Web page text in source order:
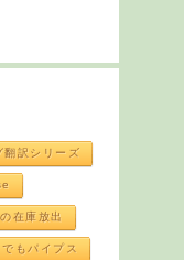
訳シリーズ
在庫放出
でもパイプス